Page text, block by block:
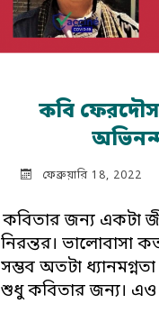
কবি ফেরদৌস
ফেব্রুয়ারি 18, 2022
কবিতার জন্য একটা
নিরন্তর। ভালোবাসা
সম্ভব অতটা
শুধু কবিতার জন্য। এও